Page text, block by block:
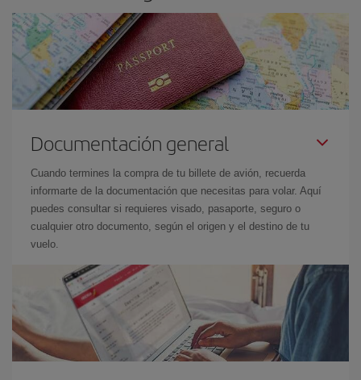
Documentación general
Cuando termines la compra de tu billete de avión, recuerda
informarte de la documentación que necesitas para volar. Aquí
puedes consultar si requieres visado, pasaporte, seguro o
cualquier otro documento, según el origen y el destino de tu
vuelo.